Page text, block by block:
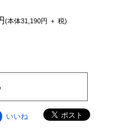
(本体31,190円 ＋ 税)
いいね